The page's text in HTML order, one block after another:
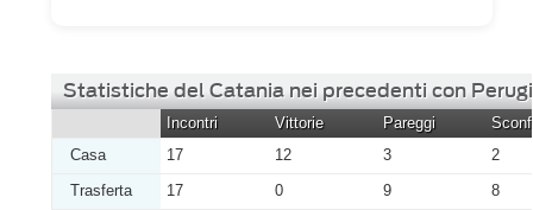
Statistiche del Catania nei precedenti con
Incontri Vittorie Pareggi
Casa
17 12 3
2
Trasferta
17 0 9
8